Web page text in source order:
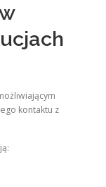
kontaktu z